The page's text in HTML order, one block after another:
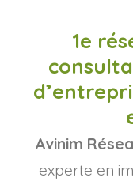
1e
Avinim
experte en